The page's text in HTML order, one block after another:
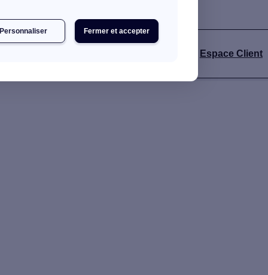
Fermer et accepter
Personnaliser
Espace Client